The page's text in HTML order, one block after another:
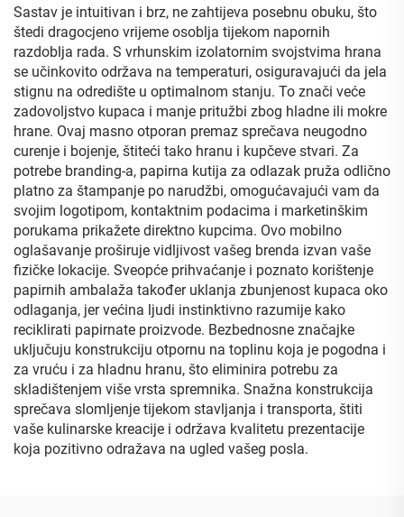
Sastav je intuitivan i brz, ne zahtijeva posebnu obuku, što
štedi dragocjeno vrijeme osoblja tijekom napornih
razdoblja rada. S vrhunskim izolatornim svojstvima hrana
se učinkovito održava na temperaturi, osiguravajući da jela
stignu na odredište u optimalnom stanju. To znači veće
zadovoljstvo kupaca i manje pritužbi zbog hladne ili mokre
hrane. Ovaj masno otporan premaz sprečava neugodno
curenje i bojenje, štiteći tako hranu i kupčeve stvari. Za
potrebe branding-a, papirna kutija za odlazak pruža odlično
platno za štampanje po narudžbi, omogućavajući vam da
svojim logotipom, kontaktnim podacima i marketinškim
porukama prikažete direktno kupcima. Ovo mobilno
oglašavanje proširuje vidljivost vašeg brenda izvan vaše
fizičke lokacije. Sveopće prihvaćanje i poznato korištenje
papirnih ambalaža također uklanja zbunjenost kupaca oko
odlaganja, jer većina ljudi instinktivno razumije kako
reciklirati papirnate proizvode. Bezbednosne značajke
uključuju konstrukciju otpornu na toplinu koja je pogodna i
za vruću i za hladnu hranu, što eliminira potrebu za
skladištenjem više vrsta spremnika. Snažna konstrukcija
sprečava slomljenje tijekom stavljanja i transporta, štiti
vaše kulinarske kreacije i održava kvalitetu prezentacije
koja pozitivno odražava na ugled vašeg posla.